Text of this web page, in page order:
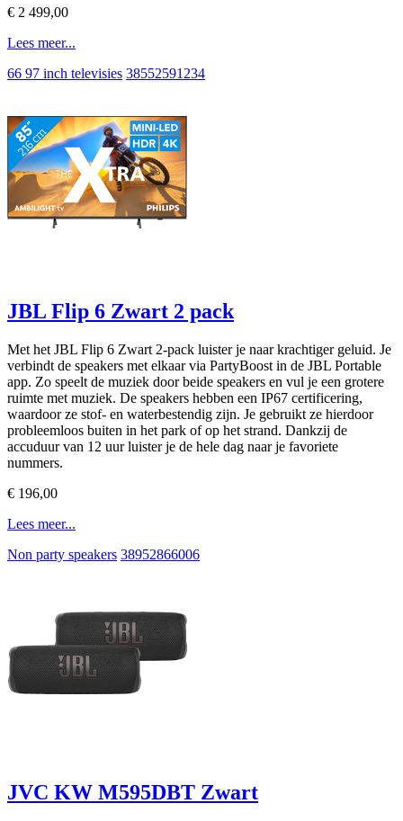
€ 2 499,00
Lees meer...
66 97 inch televisies 38552591234
JBL Flip 6 Zwart 2 pack
Met het JBL Flip 6 Zwart 2-pack luister je naar krachtiger geluid. Je
verbindt de speakers met elkaar via PartyBoost in de JBL Portable
app. Zo speelt de muziek door beide speakers en vul je een grotere
ruimte met muziek. De speakers hebben een IP67 certificering,
waardoor ze stof- en waterbestendig zijn. Je gebruikt ze hierdoor
probleemloos buiten in het park of op het strand. Dankzij de
accuduur van 12 uur luister je de hele dag naar je favoriete
nummers.
€ 196,00
Lees meer...
Non party speakers 38952866006
JVC KW M595DBT Zwart